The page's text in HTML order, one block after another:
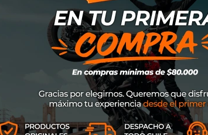
150
Euromot
SKUEUR-
Precio con
$